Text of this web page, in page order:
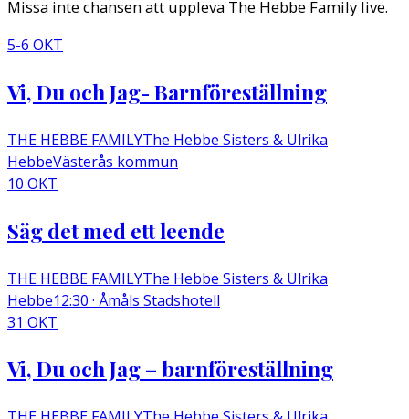
Missa inte chansen att uppleva The Hebbe Family live.
5-6 OKT
Vi, Du och Jag- Barnföreställning
THE HEBBE FAMILYThe Hebbe Sisters & Ulrika
HebbeVästerås kommun
10 OKT
Säg det med ett leende
THE HEBBE FAMILYThe Hebbe Sisters & Ulrika
Hebbe12:30 · Åmåls Stadshotell
31 OKT
Vi, Du och Jag – barnföreställning